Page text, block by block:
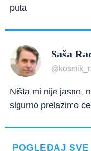
puta
Saša
Ništa mi nije jasno,
sigurno prelazimo
POGLEDAJ SVE